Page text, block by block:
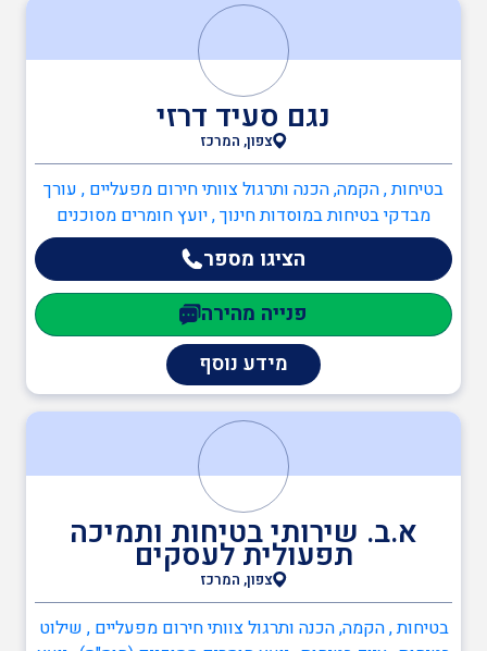
נגם סעיד דרזי
צפון, המרכז
בטיחות , הקמה, הכנה ותרגול צוותי חירום מפעליים , עורך
מבדקי בטיחות במוסדות חינוך , יועץ חומרים מסוכנים
(חומ"ס) , יועץ בטיחות בעבודה , יועץ ISO 45001 , יועץ ISO
9001 , מדריך עבודה בגובה , ממונה בטיחות בבניה , ממונה
בטיחות בעבודה , ממונה בטיחות אש , כיבוי אש ,
כתיבה/עדכון תיק שטח , כתיבה/עדכון תיק מפעל , הקמה,
הכנה ותרגול צוותי חירום מפעליים , יועץ בטיחות אש ,
ממונה בטיחות אש , הגנת הסביבה , יועץ חומ"ס (חומרים
מסוכנים) , יועץ ISO 14001 , מהנדסים והנדסאים , הנדסאי
מכשור רפואי
הציגו מספר
פנייה מהירה
מידע נוסף
א.ב. שירותי בטיחות ותמיכה
תפעולית לעסקים
צפון, המרכז
בטיחות , הקמה, הכנה ותרגול צוותי חירום מפעליים , שילוט